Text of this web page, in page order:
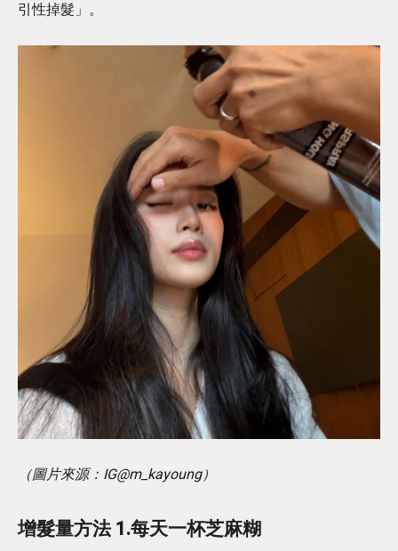
引性掉髮」。
（圖片來源：IG@m_kayoung）
增髮量方法 1.每天一杯芝麻糊